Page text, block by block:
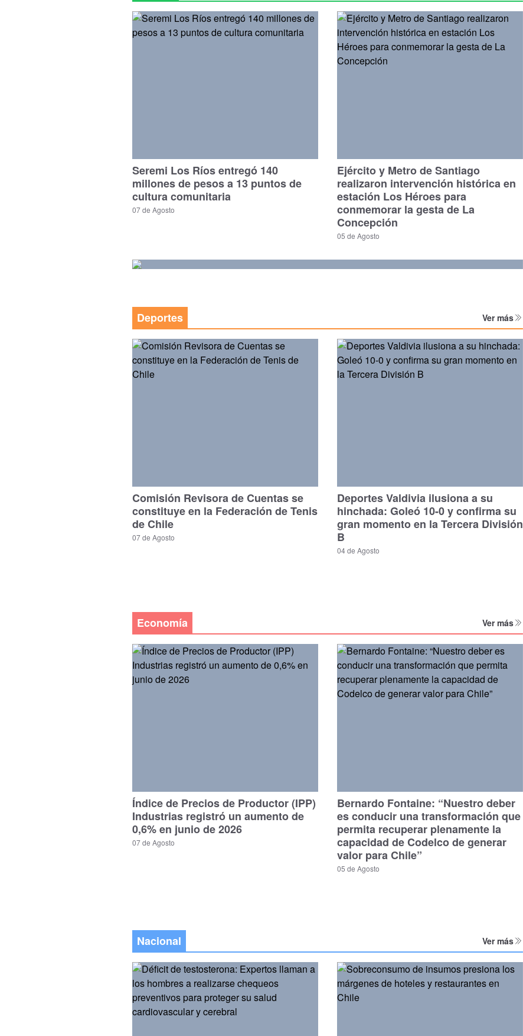
Seremi Los Ríos entregó 140
millones de pesos a 13 puntos de
cultura comunitaria
07 de Agosto
Ejército y Metro de Santiago
realizaron intervención histórica en
estación Los Héroes para
conmemorar la gesta de La
Concepción
05 de Agosto
Deportes Ver más
Comisión Revisora de Cuentas se
constituye en la Federación de Tenis
de Chile
07 de Agosto
Deportes Valdivia ilusiona a su
hinchada: Goleó 10-0 y confirma su
gran momento en la Tercera División
B
04 de Agosto
Economía Ver más
Índice de Precios de Productor (IPP)
Industrias registró un aumento de
0,6% en junio de 2026
07 de Agosto
Bernardo Fontaine: “Nuestro deber
es conducir una transformación que
permita recuperar plenamente la
capacidad de Codelco de generar
valor para Chile”
05 de Agosto
Nacional Ver más